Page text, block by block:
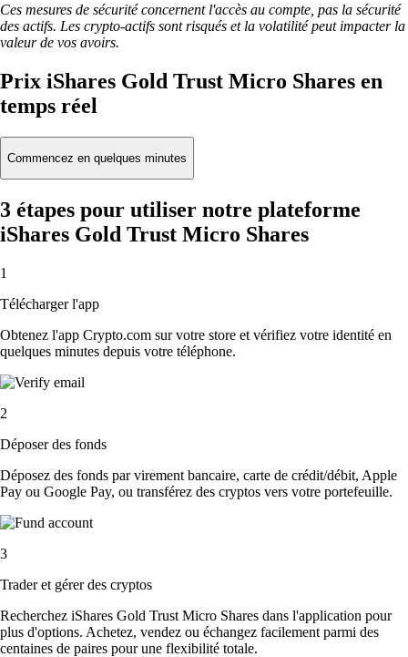
Ces mesures de sécurité concernent l'accès au compte, pas la sécurité
des actifs. Les crypto-actifs sont risqués et la volatilité peut impacter la
valeur de vos avoirs.
Prix iShares Gold Trust Micro Shares en
temps réel
Commencez en quelques minutes
3 étapes pour utiliser notre plateforme
iShares Gold Trust Micro Shares
1
Télécharger l'app
Obtenez l'app Crypto.com sur votre store et vérifiez votre identité en
quelques minutes depuis votre téléphone.
2
Déposer des fonds
Déposez des fonds par virement bancaire, carte de crédit/débit, Apple
Pay ou Google Pay, ou transférez des cryptos vers votre portefeuille.
3
Trader et gérer des cryptos
Recherchez iShares Gold Trust Micro Shares dans l'application pour
plus d'options. Achetez, vendez ou échangez facilement parmi des
centaines de paires pour une flexibilité totale.